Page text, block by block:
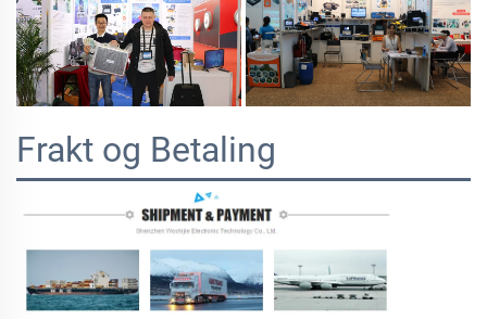
Frakt og Betaling